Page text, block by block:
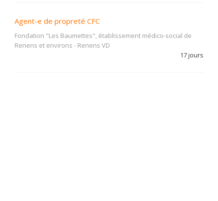
Agent-e de propreté CFC
Fondation "Les Baumettes", établissement médico-social de
Renens et environs - Renens VD
17 jours